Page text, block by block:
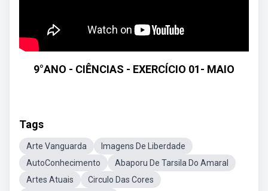
9°ANO - CIÊNCIAS - EXERCÍCIO 01- MAIO
Tags
Arte Vanguarda
Imagens De Liberdade
AutoConhecimento
Abaporu De Tarsila Do Amaral
Artes Atuais
Circulo Das Cores